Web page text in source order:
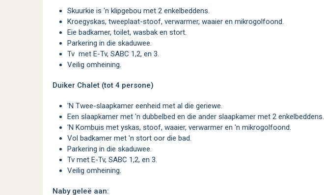
Skuurkie is 'n klipgebou met 2 enkelbeddens.
Kroegyskas, tweeplaat-stoof, verwarmer, waaier en mikrogolfoond.
Eie badkamer, toilet, wasbak en stort.
Parkering in die skaduwee.
Tv met E-Tv, SABC 1,2, en 3.
Veilig omheining.
Duiker Chalet (tot 4 persone)
'n Twee-slaapkamer eenheid met al die geriewe.
Een slaapkamer met 'n dubbelbed en die ander slaapkamer met 2 enkelbeddens.
'n Kombuis met yskas, stoof, waaier, verwarmer en 'n mikrogolfoond.
Vol badkamer met 'n stort oor die bad.
Parkering in die skaduwee.
Tv met E-Tv, SABC 1,2, en 3.
Veilig omheining.
Naby geleë aan: